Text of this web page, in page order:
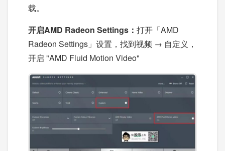
载。
开启AMD Radeon Settings ： 打开「AMD
Radeon Settings」设置，找到视频 → 自定义，
开启 "AMD Fluid Motion Video"